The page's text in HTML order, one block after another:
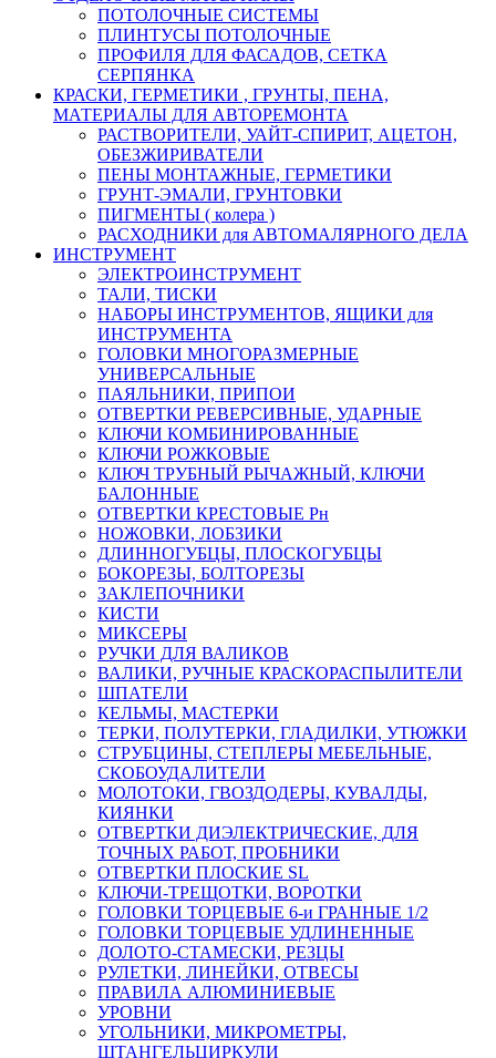
ПОТОЛОЧНЫЕ СИСТЕМЫ
ПЛИНТУСЫ ПОТОЛОЧНЫЕ
ПРОФИЛЯ ДЛЯ ФАСАДОВ, СЕТКА
СЕРПЯНКА
КРАСКИ, ГЕРМЕТИКИ , ГРУНТЫ, ПЕНА,
МАТЕРИАЛЫ ДЛЯ АВТОРЕМОНТА
РАСТВОРИТЕЛИ, УАЙТ-СПИРИТ, АЦЕТОН,
ОБЕЗЖИРИВАТЕЛИ
ПЕНЫ МОНТАЖНЫЕ, ГЕРМЕТИКИ
ГРУНТ-ЭМАЛИ, ГРУНТОВКИ
ПИГМЕНТЫ ( колера )
РАСХОДНИКИ для АВТОМАЛЯРНОГО ДЕЛА
ИНСТРУМЕНТ
ЭЛЕКТРОИНСТРУМЕНТ
ТАЛИ, ТИСКИ
НАБОРЫ ИНСТРУМЕНТОВ, ЯЩИКИ для
ИНСТРУМЕНТА
ГОЛОВКИ МНОГОРАЗМЕРНЫЕ
УНИВЕРСАЛЬНЫЕ
ПАЯЛЬНИКИ, ПРИПОИ
ОТВЕРТКИ РЕВЕРСИВНЫЕ, УДАРНЫЕ
КЛЮЧИ КОМБИНИРОВАННЫЕ
КЛЮЧИ РОЖКОВЫЕ
КЛЮЧ ТРУБНЫЙ РЫЧАЖНЫЙ, КЛЮЧИ
БАЛОННЫЕ
ОТВЕРТКИ КРЕСТОВЫЕ Рн
НОЖОВКИ, ЛОБЗИКИ
ДЛИННОГУБЦЫ, ПЛОСКОГУБЦЫ
БОКОРЕЗЫ, БОЛТОРЕЗЫ
ЗАКЛЕПОЧНИКИ
КИСТИ
МИКСЕРЫ
РУЧКИ ДЛЯ ВАЛИКОВ
ВАЛИКИ, РУЧНЫЕ КРАСКОРАСПЫЛИТЕЛИ
ШПАТЕЛИ
КЕЛЬМЫ, МАСТЕРКИ
ТЕРКИ, ПОЛУТЕРКИ, ГЛАДИЛКИ, УТЮЖКИ
СТРУБЦИНЫ, СТЕПЛЕРЫ МЕБЕЛЬНЫЕ,
СКОБОУДАЛИТЕЛИ
МОЛОТОКИ, ГВОЗДОДЕРЫ, КУВАЛДЫ,
КИЯНКИ
ОТВЕРТКИ ДИЭЛЕКТРИЧЕСКИЕ, ДЛЯ
ТОЧНЫХ РАБОТ, ПРОБНИКИ
ОТВЕРТКИ ПЛОСКИЕ SL
КЛЮЧИ-ТРЕЩОТКИ, ВОРОТКИ
ГОЛОВКИ ТОРЦЕВЫЕ 6-и ГРАННЫЕ 1/2
ГОЛОВКИ ТОРЦЕВЫЕ УДЛИНЕННЫЕ
ДОЛОТО-СТАМЕСКИ, РЕЗЦЫ
РУЛЕТКИ, ЛИНЕЙКИ, ОТВЕСЫ
ПРАВИЛА АЛЮМИНИЕВЫЕ
УРОВНИ
УГОЛЬНИКИ, МИКРОМЕТРЫ,
ШТАНГЕЛЬЦИРКУЛИ